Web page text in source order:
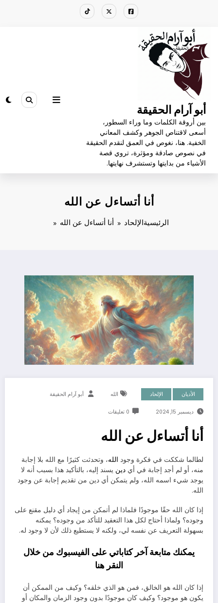
أبو آرام الحقيقة
بين أروقة الكلمات وما وراء السطور،
أسعى لاقتناص الجوهر وكشف المعاني
الخفية. هنا، نغوص في العمق لنقدم الحقيقة
في نصوص صادقة ومؤثرة، تروي قصة
الأشياء من بدايتها وتستشرف نهايتها.
أنا أتساءل عن الله
الرئيسيةالإلحاد أنا أتساءل عن الله
الأديان الإلحاد الله أبو آرام الحقيقة
ديسمبر 15, 2024 0 تعليقات
أنا أتساءل عن الله
لطالما شككت في فكرة وجود الله، وتحدثت كثيرًا مع الله بلا إجابة
منه، أو لم أجد إجابة في أي دين يسند إليه، بالتأكيد هذا بسبب أنه لا
يوجد شيء اسمه الله، ولم يتمكن أي دين من تقديم إجابة عن وجود
الله.
إذا كان الله حقًا موجودًا فلماذا لم أتمكن من إيجاد أي دليل مقنع على
وجوده؟ ولماذا أحتاج لكل هذا التعقيد للتأكد من وجوده؟ يمكنه
بسهولة التعريف عن نفسه لي، ولكنه لا يستطيع ذلك لأن لا وجود له.
يمكنك متابعة آخر كتاباتي على الفيسبوك من خلال
النقر هنا
إذا كان الله هو الخالق، فمن هو الذي خلقه؟ وكيف من الممكن أن
يكون هو موجود؟ وكيف كان موجودًا بدون وجود الزمان والمكان أو